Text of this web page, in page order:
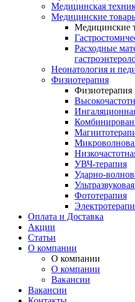
Медицинская
Медицинские
Медицинские
Расходные
Неонатология и
Физиотерапия
Физиотерапия
УВЧ-терапия
Ударно-
Фототерапия
Оплата и Доставка
Акции
Статьи
О компании
О компании
О компании
Вакансии
Вакансии